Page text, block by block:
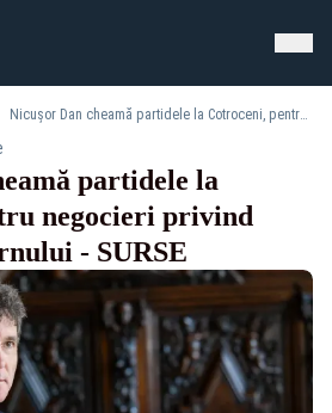
Nicușor Dan cheamă partidele la Cotroceni, pentru negocieri privind formarea guvernului - SURSE
partidele la
negocieri privind
- SURSE